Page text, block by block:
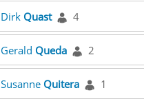
Dirk Quast 4
Gerald Queda 2
Susanne Quitera 1